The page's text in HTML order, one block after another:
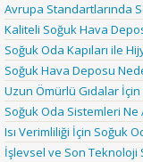
Avrupa Standartlarında
Kaliteli Soğuk Hava
Soğuk Oda Kapıları ile
Soğuk Hava Deposu
Uzun Ömürlü Gıdalar İçin
Soğuk Oda Sistemleri Ne
Isı Verimliliği İçin Soğuk
İşlevsel ve Son Teknoloji